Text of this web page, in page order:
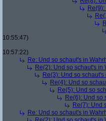
10:55:47)
10:57:22)
Re: Und so schaut's in
Re(2): Und so schaut's in
Re(3): Und so
Re(4): Und so
Re(5): Und so
Re(6): Und so
Re(7): Und
Re: Und so schaut's in